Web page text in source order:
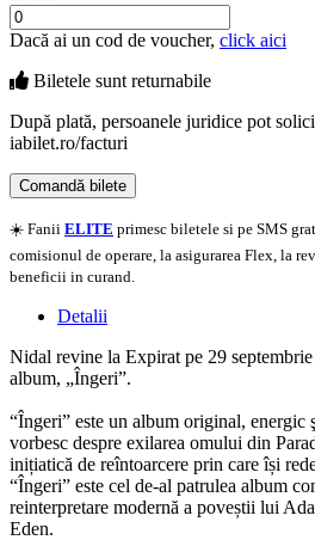
Dacă ai un cod de voucher, click aici
Biletele sunt returnabile
După plată, persoanele juridice pot
iabilet.ro/facturi
Comandă bilete
☀️ Fanii ELITE primesc biletele si pe SMS
comisionul de operare, la asigurarea Flex, la
beneficii in curand.
Detalii
Nidal revine la Expirat pe 29
album, „Îngeri”.
“Îngeri” este un album original, energic
vorbesc despre exilarea omului din
inițiatică de reîntoarcere prin care își
“Îngeri” este cel de-al patrulea album
reinterpretare modernă a poveștii lui
Eden.